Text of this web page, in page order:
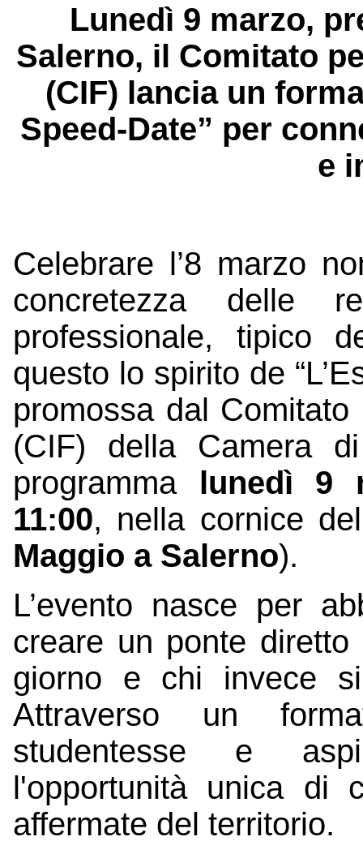
Lunedì 9 marzo,
Salerno, il Comitato
(CIF) lancia un
Speed-Date” per
e
Celebrare l’8 marzo
concretezza delle
professionale, tipico
questo lo spirito de
promossa dal Comitato
(CIF) della Camera
programma lunedì 9
11:00, nella cornice
Maggio a Salerno).
L’evento nasce per
creare un ponte
giorno e chi invece
Attraverso un
studentesse e
l'opportunità unica di
affermate del territorio.